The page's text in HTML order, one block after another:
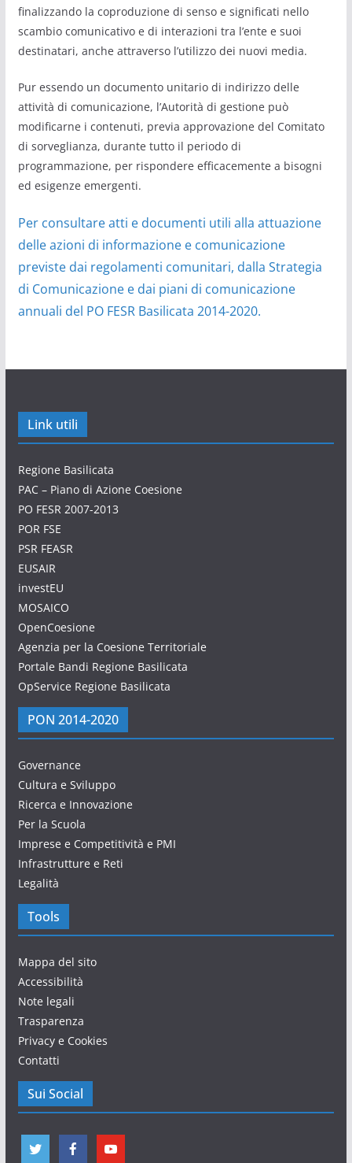
finalizzando la coproduzione di senso e significati nello
scambio comunicativo e di interazioni tra l’ente e suoi
destinatari, anche attraverso l’utilizzo dei nuovi media.
Pur essendo un documento unitario di indirizzo delle
attività di comunicazione, l’Autorità di gestione può
modificarne i contenuti, previa approvazione del Comitato
di sorveglianza, durante tutto il periodo di
programmazione, per rispondere efficacemente a bisogni
ed esigenze emergenti.
Per consultare atti e documenti utili alla attuazione
delle azioni di informazione e comunicazione
previste dai regolamenti comunitari, dalla Strategia
di Comunicazione e dai piani di comunicazione
annuali del PO FESR Basilicata 2014-2020.
Link utili
Regione Basilicata
PAC – Piano di Azione Coesione
PO FESR 2007-2013
POR FSE
PSR FEASR
EUSAIR
investEU
MOSAICO
OpenCoesione
Agenzia per la Coesione Territoriale
Portale Bandi Regione Basilicata
OpService Regione Basilicata
PON 2014-2020
Governance
Cultura e Sviluppo
Ricerca e Innovazione
Per la Scuola
Imprese e Competitività e PMI
Infrastrutture e Reti
Legalità
Tools
Mappa del sito
Accessibilità
Note legali
Trasparenza
Privacy e Cookies
Contatti
Sui Social